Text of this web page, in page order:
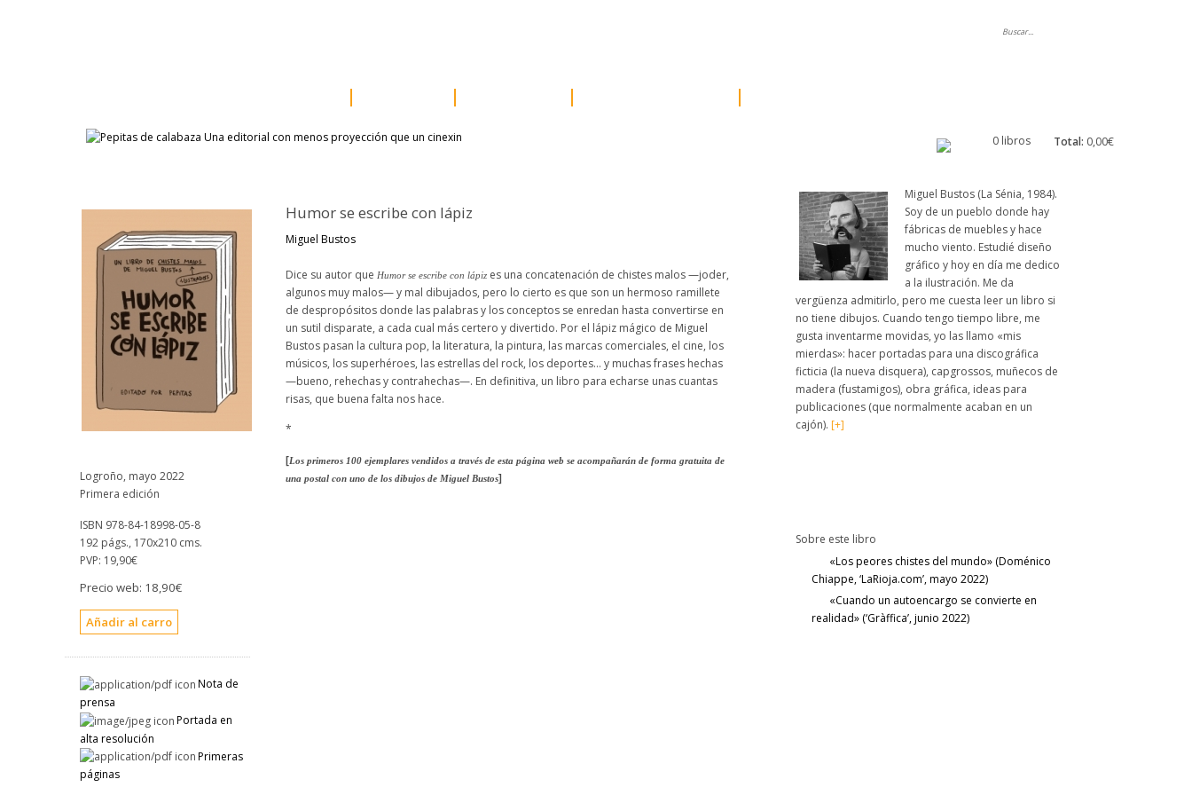
Logroño, mayo 2022
Primera edición
ISBN 978-84-18998-05-8
192 págs., 170x210 cms.
PVP: 19,90€
Precio web: 18,90€
Nota de
prensa
Portada en
alta resolución
Primeras
páginas
Humor se escribe con lápiz
Miguel Bustos
Dice su autor que Humor se escribe con lápiz es una concatenación de chistes malos —joder,
algunos muy malos— y mal dibujados, pero lo cierto es que son un hermoso ramillete
de despropósitos donde las palabras y los conceptos se enredan hasta convertirse en
un sutil disparate, a cada cual más certero y divertido. Por el lápiz mágico de Miguel
Bustos pasan la cultura pop, la literatura, la pintura, las marcas comerciales, el cine, los
músicos, los superhéroes, las estrellas del rock, los deportes… y muchas frases hechas
—bueno, rehechas y contrahechas—. En definitiva, un libro para echarse unas cuantas
risas, que buena falta nos hace.
*
[Los primeros 100 ejemplares vendidos a través de esta página web se acompañarán de forma gratuita de
una postal con uno de los dibujos de Miguel Bustos]
0 libros Total: 0,00€
Miguel Bustos (La Sénia, 1984).
Soy de un pueblo donde hay
fábricas de muebles y hace
mucho viento. Estudié diseño
gráfico y hoy en día me dedico
a la ilustración. Me da
vergüenza admitirlo, pero me cuesta leer un libro si
no tiene dibujos. Cuando tengo tiempo libre, me
gusta inventarme movidas, yo las llamo «mis
mierdas»: hacer portadas para una discográfica
ficticia (la nueva disquera), capgrossos, muñecos de
madera (fustamigos), obra gráfica, ideas para
publicaciones (que normalmente acaban en un
cajón). [+]
Sobre este libro
«Los peores chistes del mundo» (Doménico
Chiappe, ‘LaRioja.com’, mayo 2022)
«Cuando un autoencargo se convierte en
realidad» (‘Gràffica’, junio 2022)